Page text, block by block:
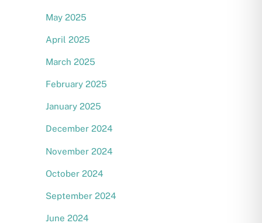
May 2025
April 2025
March 2025
February 2025
January 2025
December 2024
November 2024
October 2024
September 2024
June 2024